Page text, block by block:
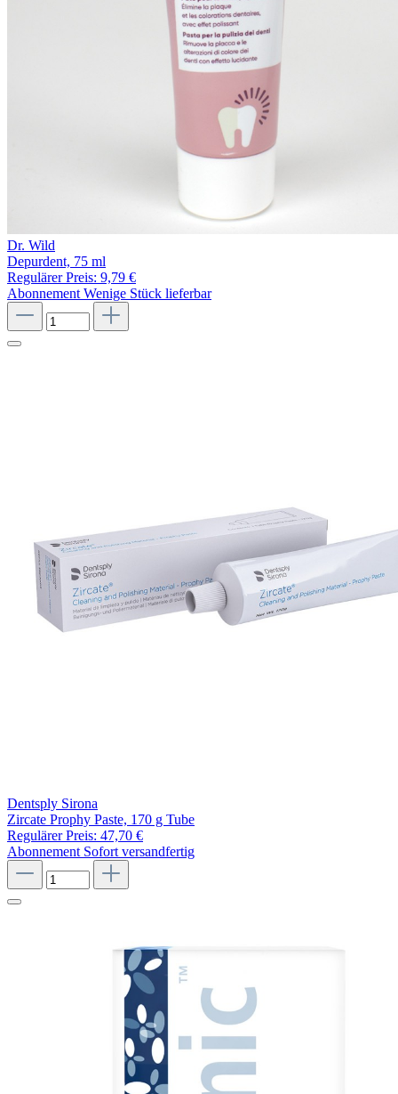
Dr. Wild
Depurdent, 75 ml
Regulärer Preis: 9,79 €
Abonnement Wenige Stück lieferbar
Dentsply Sirona
Zircate Prophy Paste, 170 g Tube
Regulärer Preis: 47,70 €
Abonnement Sofort versandfertig